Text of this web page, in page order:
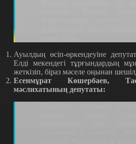
Ауылдың өсіп-өркендеуіне
Елді мекендегі тұрғындардың
жеткізіп, біраз мәселе оңынан
Есенмұрат Көшербаев,
мәслихатының депутаты: